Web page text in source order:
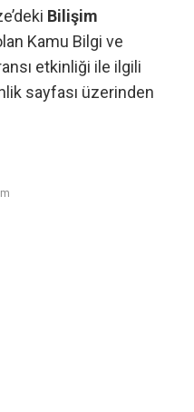
Bilişim
Kamu Bilgi ve
etkinliği ile ilgili
sayfası üzerinden